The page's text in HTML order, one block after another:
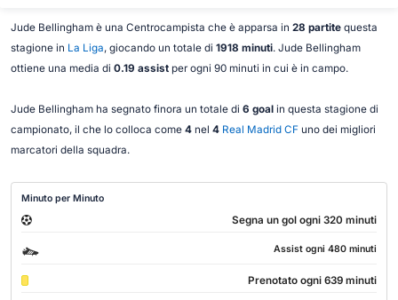
Jude Bellingham è una Centrocampista che è apparsa in 28 partitequesta
stagione in La Liga, giocando un totale di 1918 minuti. Jude Bellingham
ottiene una media di 0.19 assistper ogni 90 minuti in cui è in campo.
Jude Bellingham ha segnato finora un totale di 6 goalin questa stagione di
campionato, il che lo colloca come 4nel 4 Real Madrid CF uno dei migliori
marcatori della squadra.
Minuto per Minuto
Segna un gol ogni 320 minuti
Assist ogni 480 minuti
Prenotato ogni 639 minuti